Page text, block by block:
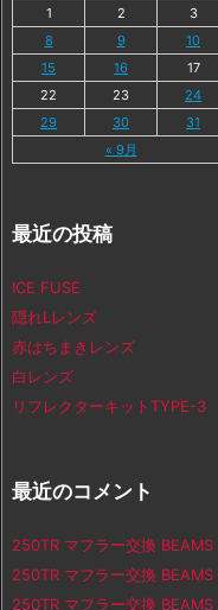
« 9月
1 2 3
8
9 10
15
16 17
22
23 24
29
30 31
最近の投稿
ICE FUSE
隠れLレンズ
赤はちまきレンズ
白レンズ
リフレクターキットTYPE-3
最近のコメント
250TR マフラー交換 BEAMS
250TR マフラー交換 BEAMS
250TR マフラー交換 BEAMS